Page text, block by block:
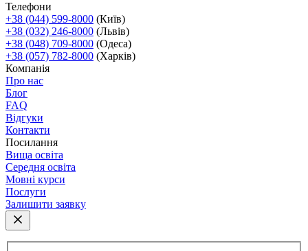
Телефони
+38 (044) 599-8000 (Київ)
+38 (032) 246-8000 (Львів)
+38 (048) 709-8000 (Одеса)
+38 (057) 782-8000 (Харків)
Компанія
Про нас
Блог
FAQ
Відгуки
Контакти
Посилання
Вища освіта
Середня освіта
Мовні курси
Послуги
Залишити заявку